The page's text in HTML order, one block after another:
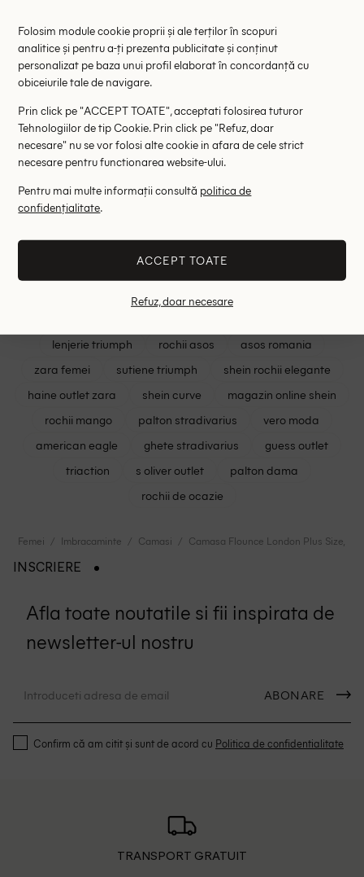
Camasa Ontre, crem
66.90 lei
RRP: 133.00 lei
L
lenjerie triumph
rochii asos
asos romania
zara femei
sutiene triumph
shein rochii elegante
haine outlet zara
shein curve
magazin online shein
rochii mango
palton stradivarius
vero moda
american eagle
ghete stradivarius
guess outlet
triaction
s oliver outlet
palton dama
rochii de ocazie
Femei Imbracaminte Camasi Camasa Flounce London Plus Size,
INSCRIERE
Afla toate noutatile si fii inspirata de
newsletter-ul nostru
ABONARE
Confirm că am citit și sunt de acord cu Politica de confidentialitate
TRANSPORT GRATUIT
Folosim module cookie proprii și ale terților în scopuri
analitice și pentru a-ți prezenta publicitate și conținut
personalizat pe baza unui profil elaborat în concordanță cu
obiceiurile tale de navigare.
Prin click pe "ACCEPT TOATE", acceptati folosirea tuturor
Tehnologiilor de tip Cookie. Prin click pe "Refuz, doar
necesare" nu se vor folosi alte cookie in afara de cele strict
necesare pentru functionarea website-ului.
Pentru mai multe informații consultă politica de
confidențialitate.
ACCEPT TOATE
Refuz, doar necesare